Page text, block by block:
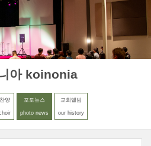
MENU LOGIN
아 koinonia
찬양 포토뉴스
photo news
교회앨범
our history